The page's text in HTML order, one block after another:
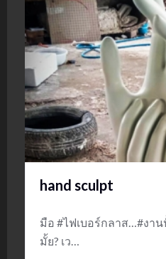
hand sculpt
มือ #ไฟเบอร์กลาส…#งา
มั้ย? เว…